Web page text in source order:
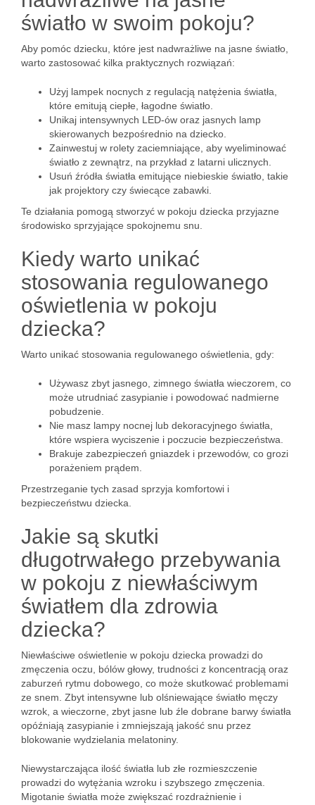
światło w swoim pokoju?
Aby pomóc dziecku, które jest nadwrażliwe na jasne światło,
warto zastosować kilka praktycznych rozwiązań:
Użyj lampek nocnych z regulacją natężenia światła,
które emitują ciepłe, łagodne światło.
Unikaj intensywnych LED-ów oraz jasnych lamp
skierowanych bezpośrednio na dziecko.
Zainwestuj w rolety zaciemniające, aby wyeliminować
światło z zewnątrz, na przykład z latarni ulicznych.
Usuń źródła światła emitujące niebieskie światło, takie
jak projektory czy świecące zabawki.
Te działania pomogą stworzyć w pokoju dziecka przyjazne
środowisko sprzyjające spokojnemu snu.
Kiedy warto unikać
stosowania regulowanego
oświetlenia w pokoju
dziecka?
Warto unikać stosowania regulowanego oświetlenia, gdy:
Używasz zbyt jasnego, zimnego światła wieczorem, co
może utrudniać zasypianie i powodować nadmierne
pobudzenie.
Nie masz lampy nocnej lub dekoracyjnego światła,
które wspiera wyciszenie i poczucie bezpieczeństwa.
Brakuje zabezpieczeń gniazdek i przewodów, co grozi
porażeniem prądem.
Przestrzeganie tych zasad sprzyja komfortowi i
bezpieczeństwu dziecka.
Jakie są skutki
długotrwałego przebywania
w pokoju z niewłaściwym
światłem dla zdrowia
dziecka?
Niewłaściwe oświetlenie w pokoju dziecka prowadzi do
zmęczenia oczu, bólów głowy, trudności z koncentracją oraz
zaburzeń rytmu dobowego, co może skutkować problemami
ze snem. Zbyt intensywne lub olśniewające światło męczy
wzrok, a wieczorne, zbyt jasne lub źle dobrane barwy światła
opóźniają zasypianie i zmniejszają jakość snu przez
blokowanie wydzielania melatoniny.
Niewystarczająca ilość światła lub złe rozmieszczenie
prowadzi do wytężania wzroku i szybszego zmęczenia.
Migotanie światła może zwiększać rozdrażnienie i